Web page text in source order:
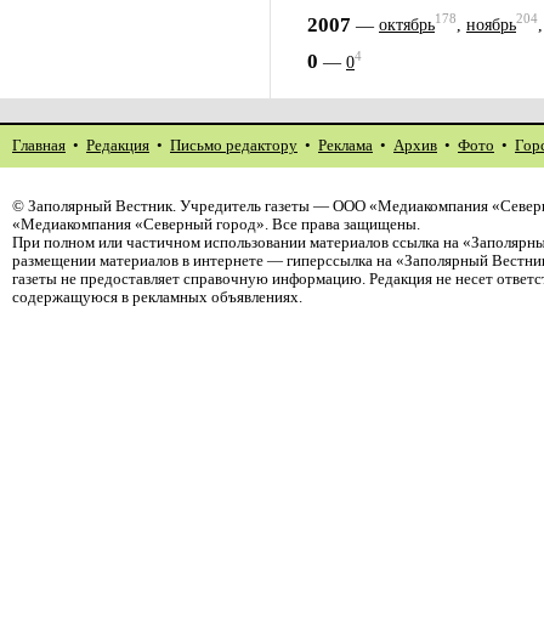
2007 — октябрь178, ноябрь204
0 — 04
Главная • Редакция • Письмо редактору • Реклама • Архив • Фото •
© Заполярный Вестник. Учредитель газеты — ООО «Медиакомпания
«Медиакомпания «Северный город». Все права защищены.
При полном или частичном использовании материалов ссылка на
размещении материалов в интернете — гиперссылка на «Заполярный
газеты не предоставляет справочную информацию. Редакция не несет
содержащуюся в рекламных объявлениях.